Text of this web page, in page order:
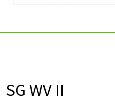
SG WV II